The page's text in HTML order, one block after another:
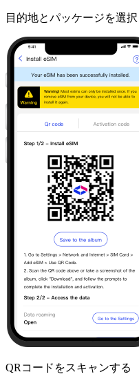
目的地とパッケージを選択
QRコードをスキャンする